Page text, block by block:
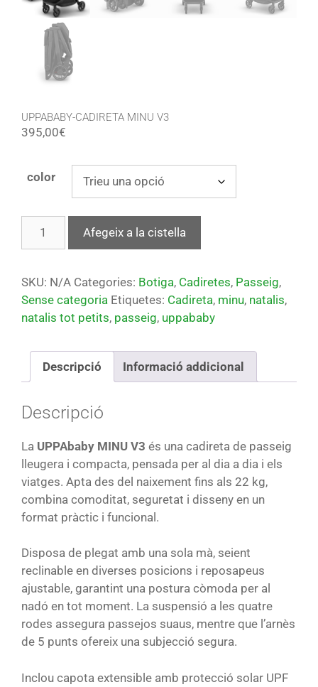
UPPABABY-CADIRETA MINU V3
395,00€
color
Afegeix a la cistella
SKU: N/A Categories: Botiga, Cadiretes, Passeig,
Sense categoria Etiquetes: Cadireta, minu, natalis,
natalis tot petits, passeig, uppababy
Descripció Informació addicional
Descripció
La UPPAbaby MINU V3 és una cadireta de passeig
lleugera i compacta, pensada per al dia a dia i els
viatges. Apta des del naixement fins als 22 kg,
combina comoditat, seguretat i disseny en un
format pràctic i funcional.
Disposa de plegat amb una sola mà, seient
reclinable en diverses posicions i reposapeus
ajustable, garantint una postura còmoda per al
nadó en tot moment. La suspensió a les quatre
rodes assegura passejos suaus, mentre que l’arnès
de 5 punts ofereix una subjecció segura.
Inclou capota extensible amb protecció solar UPF